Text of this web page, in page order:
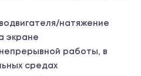
натяжение
экране
работы, в
средах